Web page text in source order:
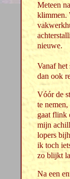
Meteen
klimmen.
nieuwe.
Vanaf het
dan ook
Vóór de
te
gaat flink
mijn
lopers
ik toch
zo blijkt
Na een